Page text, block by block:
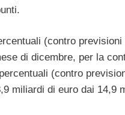
(contro
di dicembre, per la
(contro
miliardi di euro dai 14,9